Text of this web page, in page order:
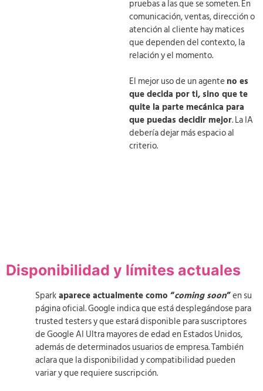
pruebas a las que se someten. En
comunicación, ventas, dirección o
atención al cliente hay matices
que dependen del contexto, la
relación y el momento.
El mejor uso de un agente no es
que decida por ti, sino que te
quite la parte mecánica para
que puedas decidir mejor. La IA
debería dejar más espacio al
criterio.
Disponibilidad y límites actuales
Sparkaparece actualmente como “coming soon”en su
página oficial. Google indica que está desplegándose para
trusted testers y que estará disponible para suscriptores
de Google AI Ultra mayores de edad en Estados Unidos,
además de determinados usuarios de empresa. También
aclara que la disponibilidad y compatibilidad pueden
variar y que requiere suscripción.